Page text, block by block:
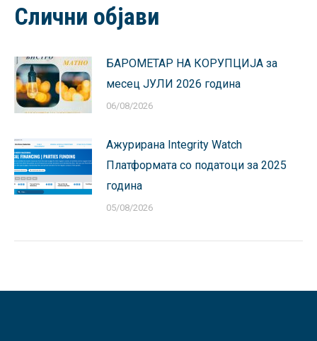
Слични објави
БАРОМЕТАР НА КОРУПЦИЈА за
месец ЈУЛИ 2026 година
06/08/2026
Ажурирана Integrity Watch
Платформата со податоци за 2025
година
05/08/2026